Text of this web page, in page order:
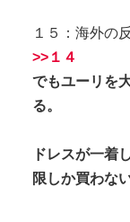
１５：海外の
>>１４
でもユーリを
る。
ドレスが一着
限しか買わな